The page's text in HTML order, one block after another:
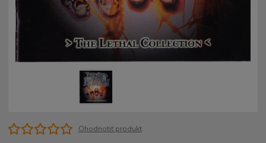
Ohodnotiť produkt